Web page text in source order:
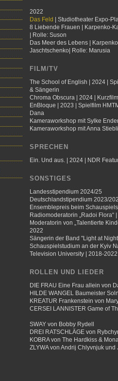
2022
Das Feld
| Studiotheater Expo-
8 Liebende Frauen | Karpenko-
| Rolle: Suson
Das Meer des Lebens |
Jaschtschenko| Rolle: Marusia
FILM/TV
The School of English | 2024 |
& Sängerin
Chroma Obscura | 2024 |
EnBloque | 2023 | Spielfilm
Dana
Kameraworkshop mit Sylke
Kameraworkshop mit Anna
SPRECHEN
Ein. Und aus. | 2024 | NDR
SONSTIGES
Landesstipendium 2024/25
Deutschlandstipendium 2023/
Ensemblepreis beim
Radiomoderatorin „Radoi Flora“
Moderatorin von „Talentierte
2022
Sängerin der Band "Light at
Schauspielstudium an der Kyiv
Television University | 2018-2022
ROLLEN UND LIEDER
DIE FRAU Eine Frau allein von
HILDE WANGEL Baumeister
KREATUR Frankenstein von
CERSEI LANNISTER Game of
SWAY von Bobby Rydell
DREI RATSCHLÄGE von
KOBRA von The Hardkiss &
ZLYWA von Andrij Chlyvnjuk und